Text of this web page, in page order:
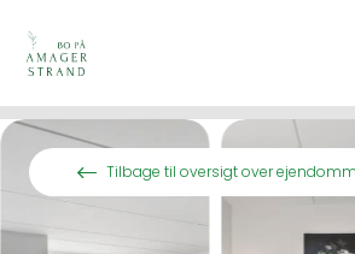
Spring til indhold
Tilbage til oversigt over